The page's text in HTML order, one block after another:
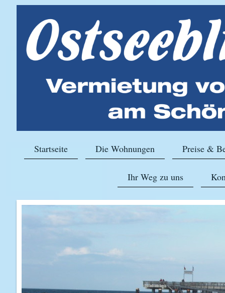
Startseite Die Wohnungen Preise &
Ihr Weg zu uns